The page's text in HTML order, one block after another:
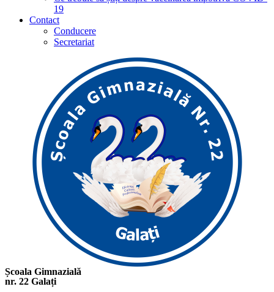
19
Contact
Conducere
Secretariat
Școala Gimnazială
nr. 22 Galați